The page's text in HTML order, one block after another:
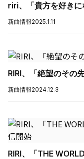
riri、「貴方を好き
新曲情報2025.1.11
RIRI、「絶望のその
新曲情報2024.12.3
RIRI、「THE